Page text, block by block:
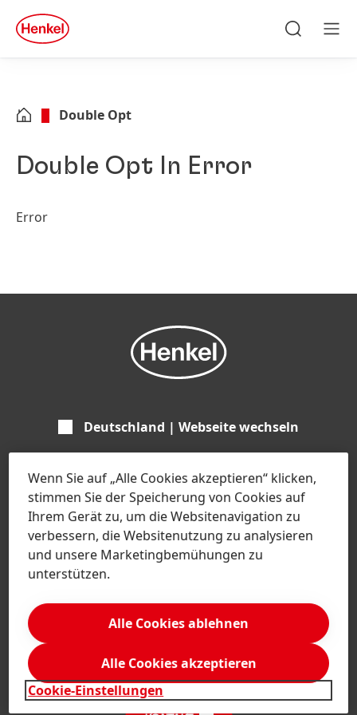
Zu Footer springen
quick
search
Double Opt
Double Opt In Error
Error
Deutschland | Webseite wechseln
Unternehmen
Über Henkel
Henkel-Markendesign
Zahlen & Fakten
Pressemitteilungen
Geschäftsberichte
Marken & Geschäftsbereiche
Henkel Consumer Brands
SDS, TDS, RoHS, RDS, Produkt Datenblätter
Services
Jobs & Bewerbung
Aktienkurse
Wenn Sie auf „Alle Cookies akzeptieren“ klicken,
stimmen Sie der Speicherung von Cookies auf
Ihrem Gerät zu, um die Websitenavigation zu
verbessern, die Websitenutzung zu analysieren
und unsere Marketingbemühungen zu
unterstützen.
Cookie-Einstellungen
Alle Cookies ablehnen
Alle Cookies akzeptieren